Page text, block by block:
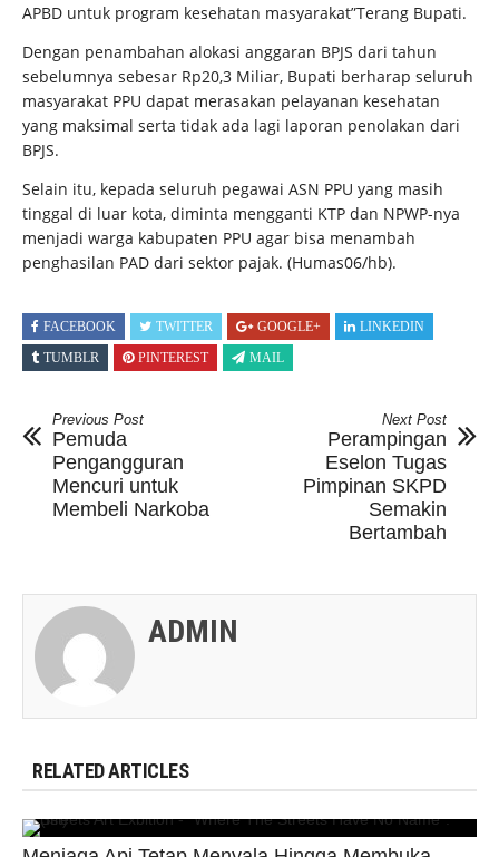
APBD untuk program kesehatan masyarakat”Terang Bupati.
Dengan penambahan alokasi anggaran BPJS dari tahun
sebelumnya sebesar Rp20,3 Miliar, Bupati berharap seluruh
masyarakat PPU dapat merasakan pelayanan kesehatan
yang maksimal serta tidak ada lagi laporan penolakan dari
BPJS.
Selain itu, kepada seluruh pegawai ASN PPU yang masih
tinggal di luar kota, diminta mengganti KTP dan NPWP-nya
menjadi warga kabupaten PPU agar bisa menambah
penghasilan PAD dari sektor pajak. (Humas06/hb).
FACEBOOK TWITTER GOOGLE+
LINKEDIN
TUMBLR
PINTEREST MAIL
Previous Post
Pemuda
Pengangguran
Mencuri untuk
Membeli Narkoba
Next Post
Perampingan
Eselon Tugas
Pimpinan SKPD
Semakin
Bertambah
ADMIN
RELATED ARTICLES